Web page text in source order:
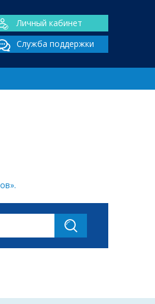
Личный кабинет
Служба поддержки